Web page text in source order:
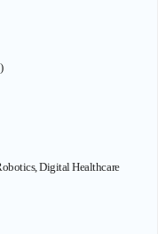
Digital Healthcare